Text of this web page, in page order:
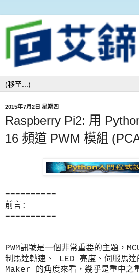
2015年7月2日 星期四
Raspberry Pi2: 用
16 頻道 PWM 模組
==========
前言:
==========
PWM訊號是一個非常重要的主題，
制馬達轉速、 LED 亮度、伺服馬達
Maker 的角度來看，幾乎是重中之